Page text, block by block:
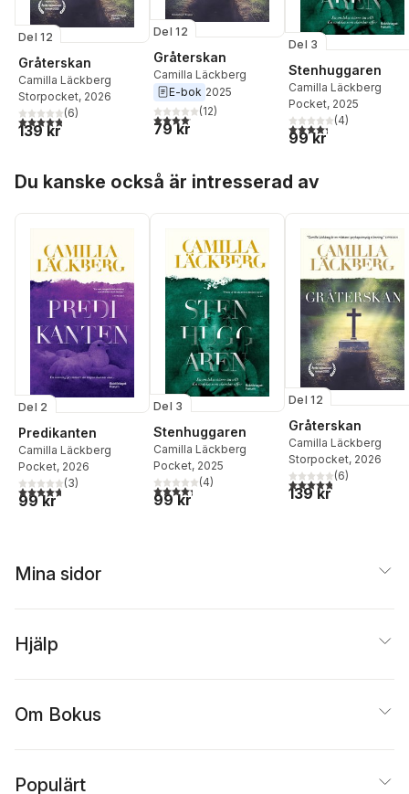
Del 12
Gråterskan
Camilla Läckberg
Storpocket, 2026
4,8utav 5 stjärnor. Totalt antal röster:
(6)
139 kr
Del 12
Gråterskan
Camilla Läckberg
E-bok 2025
4,1utav 5 stjärnor. Totalt antal röster:
(12)
79 kr
Del 3
Stenhuggaren
Camilla Läckberg
Pocket, 2025
4,3utav 5 stjärnor.
(4)
99 kr
Du kanske också är intresserad av
Del 2
Predikanten
Camilla Läckberg
Pocket, 2026
4,7utav 5 stjärnor. Totalt antal röster:
(3)
99 kr
Del 3
Stenhuggaren
Camilla Läckberg
Pocket, 2025
4,3utav 5 stjärnor. Totalt antal röster:
(4)
99 kr
Del 12
Gråterskan
Camilla Läckberg
Storpocket, 2026
4,8utav 5 stjärnor.
(6)
139 kr
Mina sidor
Hjälp
Om Bokus
Populärt